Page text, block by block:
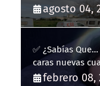
fracaso
agosto 04,
✅ ¿Sabías
caras nuevas
febrero 08,